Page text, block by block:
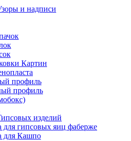
и надписи
Картин
профиль
профиль
изделий
для гипсовых яиц фаберже
для Кашпо